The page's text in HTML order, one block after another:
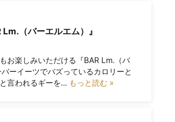
（バーエルエム）』
お楽しみいただける『BAR Lm.（バ
ーイーツでバズっているカロリーと
言われるギーを... もっと読む »